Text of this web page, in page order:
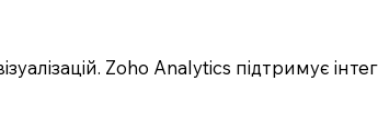
Zoho Analytics підтримує